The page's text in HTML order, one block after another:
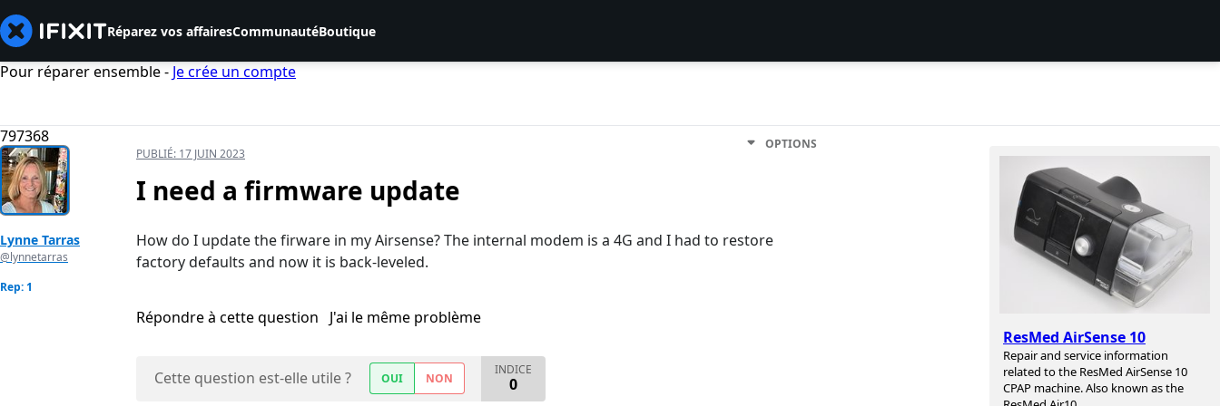
Réparez vos affairesCommunautéBoutique
Pour réparer ensemble - Je crée un compte
797368
ResMed AirSense 10
Repair and service information
related to the ResMed AirSense 10
CPAP machine. Also known as the
Lynne Tarras
@lynnetarras
Rep: 1
PUBLIÉ: 17 JUIN 2023
OPTIONS
I need a firmware update
How do I update the firware in my Airsense? The internal modem is a 4G and I had to restore
factory defaults and now it is back-leveled.
Répondre à cette question J'ai le même problème
Cette question est-elle utile ? OUI NON
INDICE
0